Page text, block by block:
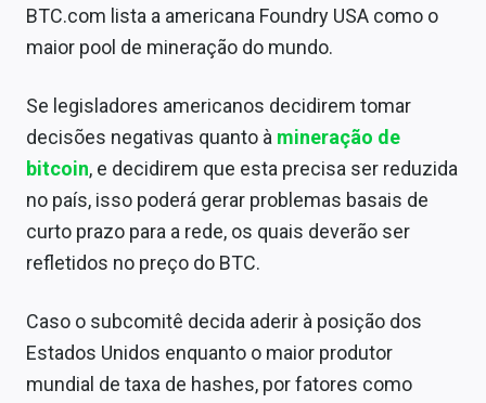
BTC.com lista a americana Foundry USA como o
maior pool de mineração do mundo.
Se legisladores americanos decidirem tomar
decisões negativas quanto à mineração de
bitcoin, e decidirem que esta precisa ser reduzida
no país, isso poderá gerar problemas basais de
curto prazo para a rede, os quais deverão ser
refletidos no preço do BTC.
Caso o subcomitê decida aderir à posição dos
Estados Unidos enquanto o maior produtor
mundial de taxa de hashes, por fatores como